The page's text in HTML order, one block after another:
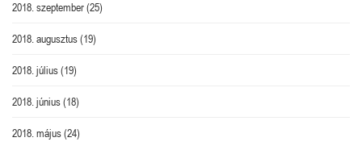
2018. szeptember(25)
2018. augusztus(19)
2018. július(19)
2018. június(18)
2018. május(24)